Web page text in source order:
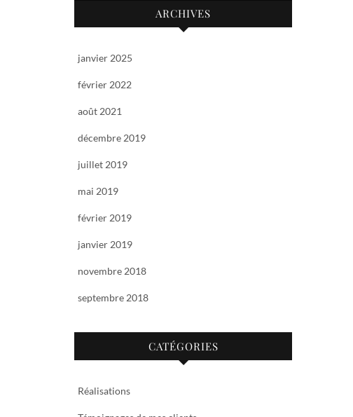
ARCHIVES
janvier 2025
février 2022
août 2021
décembre 2019
juillet 2019
mai 2019
février 2019
janvier 2019
novembre 2018
septembre 2018
CATÉGORIES
Réalisations